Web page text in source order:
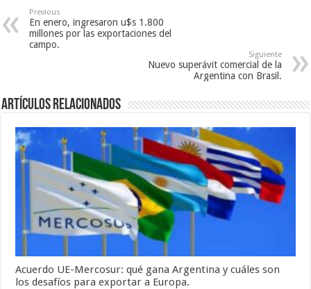
Previous
En enero, ingresaron u$s 1.800
millones por las exportaciones del
campo.
Siguiente
Nuevo superávit comercial de la
Argentina con Brasil.
Artículos relacionados
Acuerdo UE-Mercosur: qué gana Argentina y cuáles son
los desafíos para exportar a Europa.